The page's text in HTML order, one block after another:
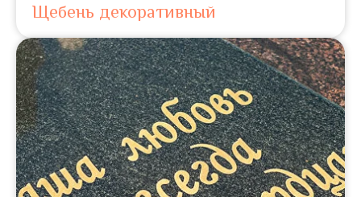
Щебень декоративный